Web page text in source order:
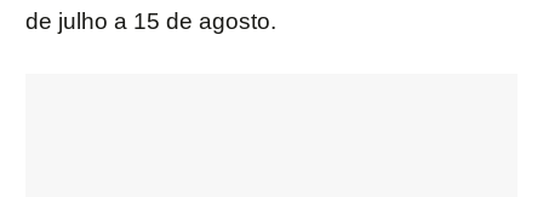
de julho a 15 de agosto.